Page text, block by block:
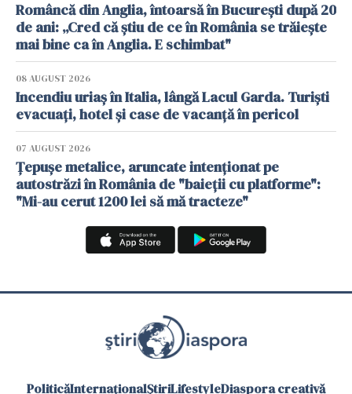
Româncă din Anglia, întoarsă în București după 20
de ani: „Cred că știu de ce în România se trăiește
mai bine ca în Anglia. E schimbat"
08 AUGUST 2026
Incendiu uriaș în Italia, lângă Lacul Garda. Turiști
evacuați, hotel și case de vacanță în pericol
07 AUGUST 2026
Țepușe metalice, aruncate intenționat pe
autostrăzi în România de "baieții cu platforme":
"Mi-au cerut 1200 lei să mă tracteze"
PoliticăInternaționalȘtiriLifestyleDiaspora creativă